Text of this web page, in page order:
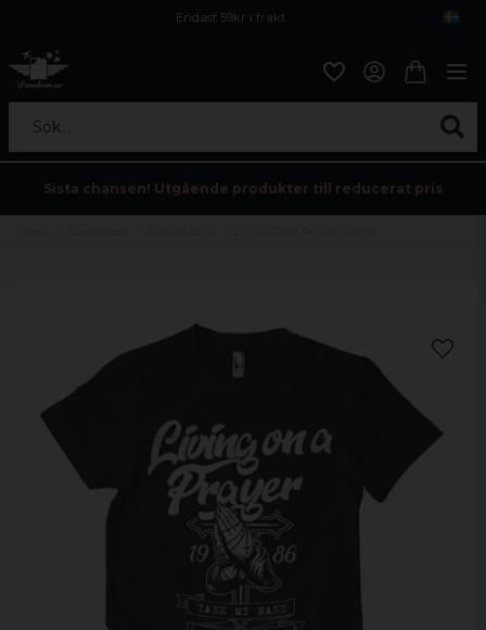
Endast 59kr i frakt
Sök...
Sista chansen! Utgående produkter till reducerat pris